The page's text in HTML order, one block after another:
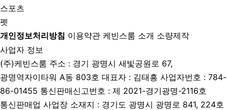
스포츠
펫
개인정보처리방침 이용약관 케빈스룸 소개 소량제작
사업자 정보
(주)케빈스룸 주소 : 경기 광명시 새빛공원로 67,
광명역자이타워 A동 803호 대표자 : 김태흥 사업자번호 : 784-
86-01455 통신판매신고번호 : 제 2021-경기광명-2116호
통신판매업 사업장 소재지 : 경기도 광명시 광명로 841, 224호